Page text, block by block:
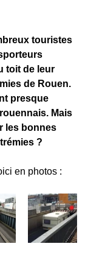
touristes
toit de leur
de Rouen.
presque
Mais
les bonnes
?
en photos :